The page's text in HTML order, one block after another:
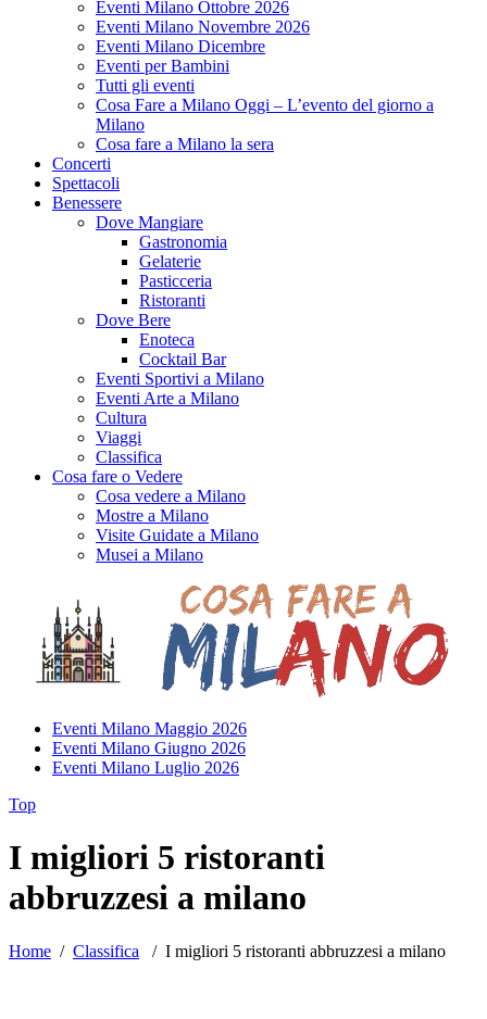
Eventi Milano Ottobre 2026
Eventi Milano Novembre 2026
Eventi Milano Dicembre
Eventi per Bambini
Tutti gli eventi
Cosa Fare a Milano Oggi – L’evento del giorno a
Milano
Cosa fare a Milano la sera
Concerti
Spettacoli
Benessere
Dove Mangiare
Gastronomia
Gelaterie
Pasticceria
Ristoranti
Dove Bere
Enoteca
Cocktail Bar
Eventi Sportivi a Milano
Eventi Arte a Milano
Cultura
Viaggi
Classifica
Cosa fare o Vedere
Cosa vedere a Milano
Mostre a Milano
Visite Guidate a Milano
Musei a Milano
Eventi Milano Maggio 2026
Eventi Milano Giugno 2026
Eventi Milano Luglio 2026
Top
I migliori 5 ristoranti
abbruzzesi a milano
Home / Classifica / I migliori 5 ristoranti abbruzzesi a milano